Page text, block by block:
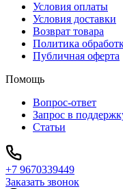
Условия оплаты
Условия доставки
Возврат товара
Политика
Публичная оферта
Помощь
Вопрос-ответ
Запрос в
Статьи
+7 9670339449
Заказать звонок